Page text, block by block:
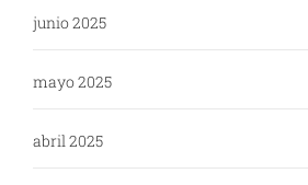
junio 2025
mayo 2025
abril 2025